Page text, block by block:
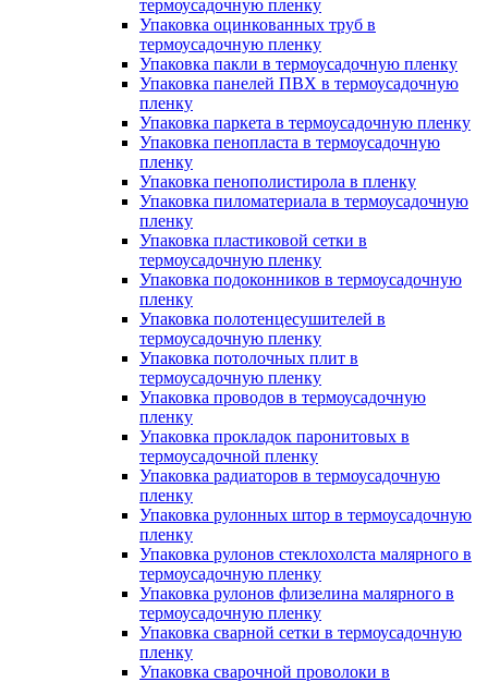
термоусадочную пленку
Упаковка оцинкованных труб в
термоусадочную пленку
Упаковка пакли в термоусадочную пленку
Упаковка панелей ПВХ в термоусадочную
пленку
Упаковка паркета в термоусадочную пленку
Упаковка пенопласта в термоусадочную
пленку
Упаковка пенополистирола в пленку
Упаковка пиломатериала в термоусадочную
пленку
Упаковка пластиковой сетки в
термоусадочную пленку
Упаковка подоконников в термоусадочную
пленку
Упаковка полотенцесушителей в
термоусадочную пленку
Упаковка потолочных плит в
термоусадочную пленку
Упаковка проводов в термоусадочную
пленку
Упаковка прокладок паронитовых в
термоусадочной пленку
Упаковка радиаторов в термоусадочную
пленку
Упаковка рулонных штор в термоусадочную
пленку
Упаковка рулонов стеклохолста малярного в
термоусадочную пленку
Упаковка рулонов флизелина малярного в
термоусадочную пленку
Упаковка сварной сетки в термоусадочную
пленку
Упаковка сварочной проволоки в